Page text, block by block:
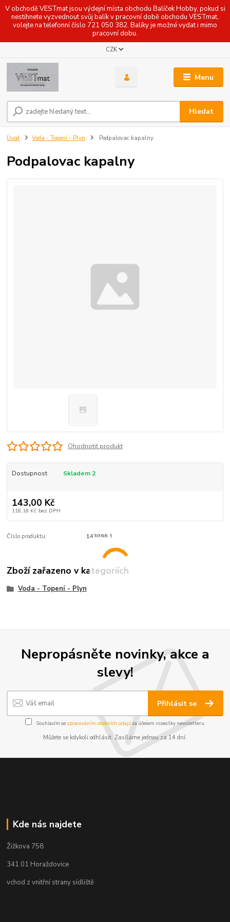
V obchodě VESTmat jsou výdejní místa obchodu Balíček Hobby, pokud si
nestihnete vyzvednout svůj balík v pracovní době obchodu VESTmat,
volejte na telefonní číslo 721 050 382. Balíky je možné vydat i mimo
pracovní dobu.
Menu
CZK
Hledat
Úvod Voda - Topení - Plyn Podpalovac kapalny
Podpalovac kapalny
Ohodnotit produkt
Dostupnost Skladem 2
143,00 Kč
118,18 Kč bez DPH
Číslo produktu: 143096.1
Zboží zařazeno v kategoriích
Voda - Topení - Plyn
Nepropásněte novinky, akce a
slevy!
Přihlásit se
Souhlasím se zpracováním osobních údajůza účelem rozesílky newsletteru.
Můžete se kdykoli odhlásit. Zasíláme jednou za 14 dní.
Kde nás najdete
Žižkova 758
341 01 Horažďovice
vchod z vnitřní strany sídliště